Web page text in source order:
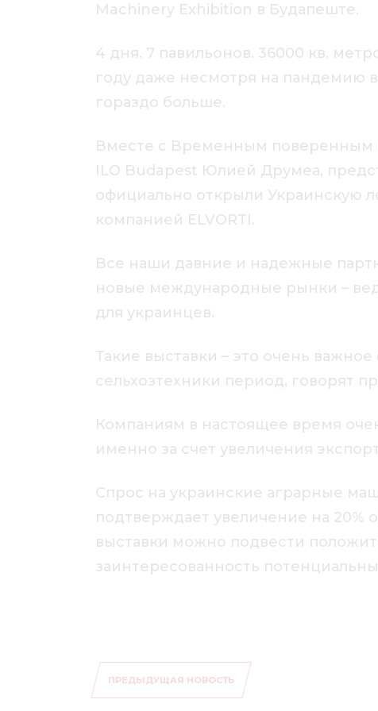
Machinery Exhibition в Будапеште.
4 дня. 7 павильонов. 36000 кв.
году даже несмотря на пандемию
гораздо больше.
Вместе с Временным поверенным
ILO Budapest Юлией Друмеа,
официально открыли Украинскую
компанией ELVORTI.
Все наши давние и надежные
новые международные рынки –
для украинцев.
Такие выставки – это очень
сельхозтехники период, говорят
Компаниям в настоящее время
именно за счет увеличения
Спрос на украинские аграрные
подтверждает увеличение на 20%
выставки можно подвести
заинтересованность
ПРЕДЫДУЩАЯ НОВОСТЬ